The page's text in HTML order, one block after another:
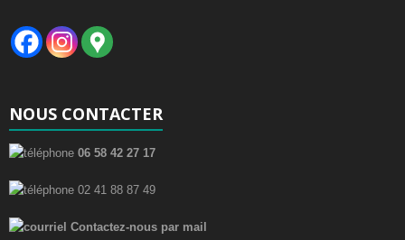
NOUS CONTACTER
06 58 42 27 17
02 41 88 87 49
Contactez-nous par mail